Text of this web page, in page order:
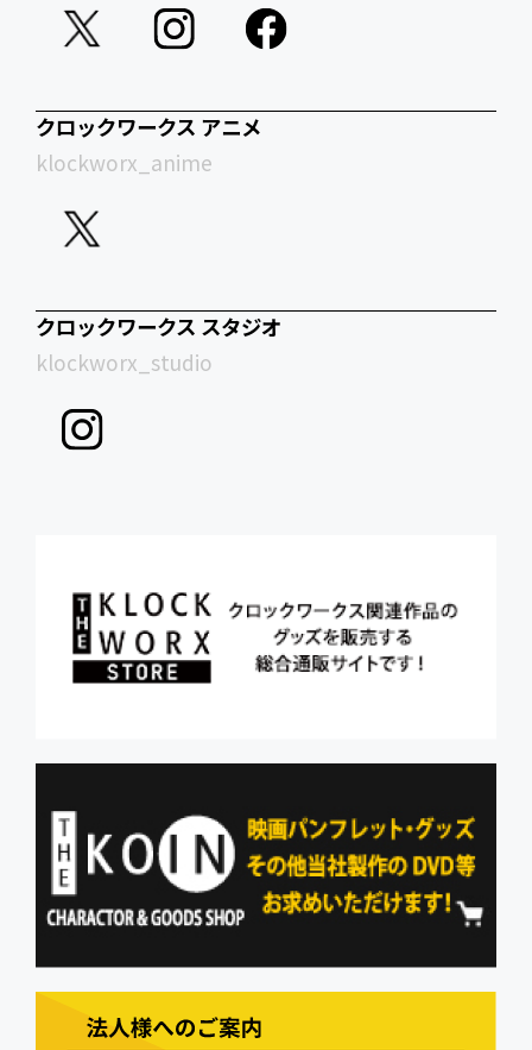
クロックワークス アニメ
klockworx_anime
クロックワークス スタジオ
klockworx_studio